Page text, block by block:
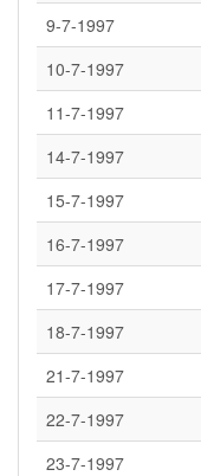
9-7-1997
10-7-1997
11-7-1997
14-7-1997
15-7-1997
16-7-1997
17-7-1997
18-7-1997
21-7-1997
22-7-1997
23-7-1997